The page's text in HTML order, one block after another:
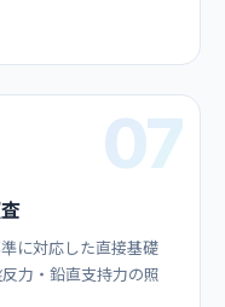
07
に対応した直接基礎
力・鉛直支持力の照